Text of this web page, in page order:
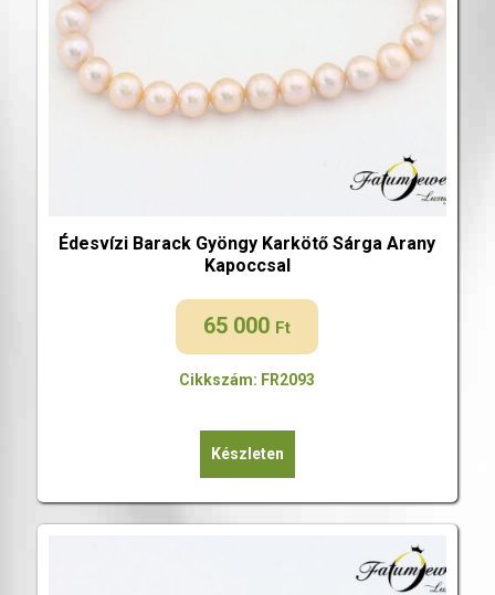
Édesvízi Barack Gyöngy Karkötő Sárga Arany
Kapoccsal
65 000 Ft
Cikkszám: FR2093
Készleten